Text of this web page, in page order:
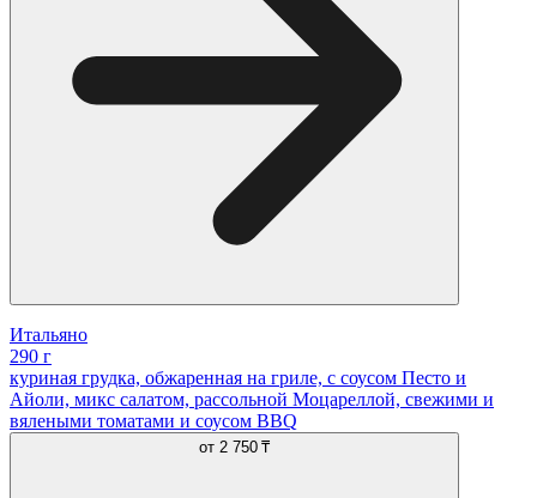
Итальяно
290 г
куриная грудка, обжаренная на гриле, с соусом Песто и
Айоли, микс салатом, рассольной Моцареллой, свежими и
вялеными томатами и соусом BBQ
от 2 750 ₸